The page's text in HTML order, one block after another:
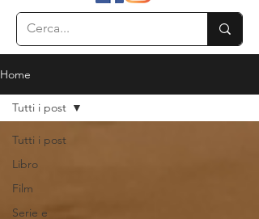
Home
Tutti i post
Libro
Film
Serie e
Tutti i post